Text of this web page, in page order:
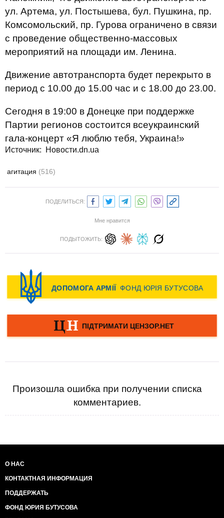
ул. Артема, ул. Постышева, бул. Пушкина, пр.
Комсомольский, пр. Гурова ограничено в связи
с проведение общественно-массовых
мероприятий на площади им. Ленина.
Движение автотранспорта будет перекрыто в
период с 10.00 до 15.00 час и с 18.00 до 23.00.
Сегодня в 19:00 в Донецке при поддержке
Партии регионов состоится всеукраинский
гала-концерт «Я люблю тебя, Украина!»
Источник: Новости.dn.ua
агитация (516)
ПОДЕЛИТЬСЯ:
Мне нравится
ПОДЫТОЖИТЬ:
Произошла ошибка при получении списка
комментариев.
О НАС
КОНТАКТНАЯ ИНФОРМАЦИЯ
ПОДДЕРЖАТЬ
ФОНД ЮРИЯ БУТУСОВА